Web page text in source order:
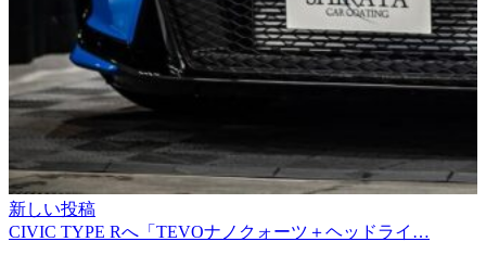
新しい投稿
CIVIC TYPE Rへ「TEVOナノクォーツ＋ヘッドライ…